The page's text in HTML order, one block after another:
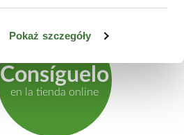
Pokaż szczegóły
Consíguelo
en la tienda online